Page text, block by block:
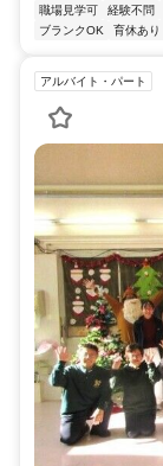
職場見学可
経験不問
ブランクOK
育休あり
アルバイト・パート